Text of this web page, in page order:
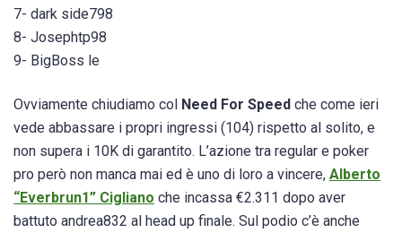
7- dark side798
8- Josephtp98
9- BigBoss le
Ovviamente chiudiamo col Need For Speed che come ieri
vede abbassare i propri ingressi (104) rispetto al solito, e
non supera i 10K di garantito. L’azione tra regular e poker
pro però non manca mai ed è uno di loro a vincere, Alberto
“Everbrun1” Cigliano che incassa €2.311 dopo aver
battuto andrea832 al head up finale. Sul podio c’è anche